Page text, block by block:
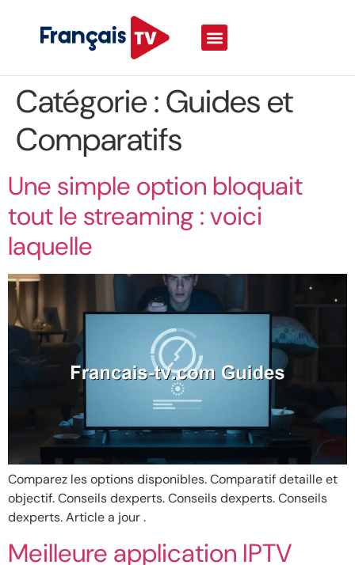
Catégorie :Guides et
Comparatifs
Une simple option bloquait
tout le streaming : voici
laquelle
Comparez les options disponibles. Comparatif detaille et
objectif. Conseils dexperts. Conseils dexperts. Conseils
dexperts. Article a jour .
Meilleure application IPTV